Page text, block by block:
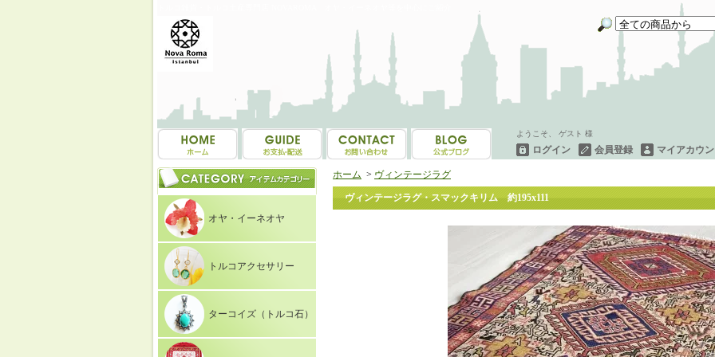
ようこそ、 ゲスト 様
ログイン 会員登録 マイアカウ
オヤ・イーネオヤ
トルコアクセサリー
ターコイズ（トルコ石）
ホーム > ヴィンテージラグ
ヴィンテージラグ・スマックキリム 約195x111